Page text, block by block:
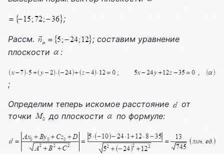
;
Рассм.
; составим уравнение
плоскости
:
;
Определим теперь искомое расстояние
от
точки
до плоскости по формуле: